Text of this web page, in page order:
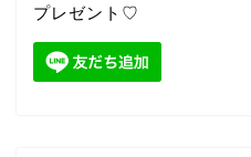
プレゼント♡